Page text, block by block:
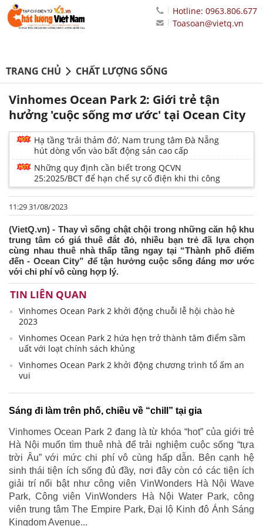
Hotline: 0963.806.677
Toasoan@vietq.vn
TRANG CHỦ CHẤT LƯỢNG SỐNG
Vinhomes Ocean Park 2: Giới trẻ tận
hưởng 'cuộc sống mơ ước' tại Ocean City
Hạ tầng ‘trải thảm đỏ’, Nam trung tâm Đà Nẵng
hút dòng vốn vào bất động sản cao cấp
Những quy định cần biết trong QCVN
25:2025/BCT để hạn chế sự cố điện khi thi công
11:29 31/08/2023
(VietQ.vn) - Thay vì sống chật chội trong những căn hộ khu
trung tâm có giá thuê đắt đỏ, nhiều bạn trẻ đã lựa chọn
cùng nhau thuê nhà thấp tầng ngay tại “Thành phố điểm
đến - Ocean City” để tận hưởng cuộc sống đáng mơ ước
với chi phí vô cùng hợp lý.
TIN LIÊN QUAN
Vinhomes Ocean Park 2 khởi động chuỗi lễ hội chào hè
2023
Vinhomes Ocean Park 2 hứa hẹn trở thành tâm điểm sầm
uất với loạt chính sách khủng
Vinhomes Ocean Park 2 khởi động chương trình tổ ấm an
vui
Sáng đi làm trên phố, chiều về “chill” tại gia
Vinhomes Ocean Park 2 đang là từ khóa “hot” của giới trẻ
Hà Nội muốn tìm thuê nhà để trải nghiệm cuộc sống “tựa
trời Âu” với mức chi phí vô cùng hấp dẫn. Bên cạnh hệ
sinh thái tiện ích sống đủ đầy, nơi đây còn có các tiện ích
giải trí nổi bật như công viên VinWonders Hà Nội Wave
Park, Công viên VinWonders Hà Nội Water Park, công
viên trung tâm The Empire Park, Đại lộ Kinh đô Ánh Sáng
Kingdom Avenue...